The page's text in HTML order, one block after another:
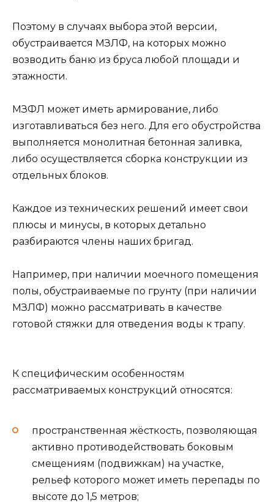
Поэтому в случаях выбора этой версии,
обустраивается МЗЛФ, на которых можно
возводить баню из бруса любой площади и
этажности.
МЗФЛ может иметь армирование, либо
изготавливаться без него. Для его обустройства
выполняется монолитная бетонная заливка,
либо осуществляется сборка конструкции из
отдельных блоков.
Каждое из технических решений имеет свои
плюсы и минусы, в которых детально
разбираются члены наших бригад.
Например, при наличии моечного помещения
полы, обустраиваемые по грунту (при наличии
МЗЛФ) можно рассматривать в качестве
готовой стяжки для отведения воды к трапу.
К специфическим особенностям
рассматриваемых конструкций относятся:
пространственная жёсткость, позволяющая
активно противодействовать боковым
смещениям (подвижкам) на участке,
рельеф которого может иметь перепады по
высоте до 1,5 метров;